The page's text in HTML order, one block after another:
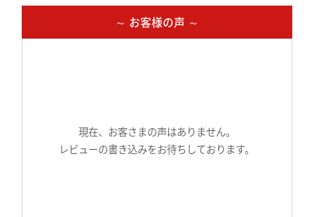
～ お客様の声 ～
現在、お客さまの声はありません。
レビューの書き込みをお待ちしております。